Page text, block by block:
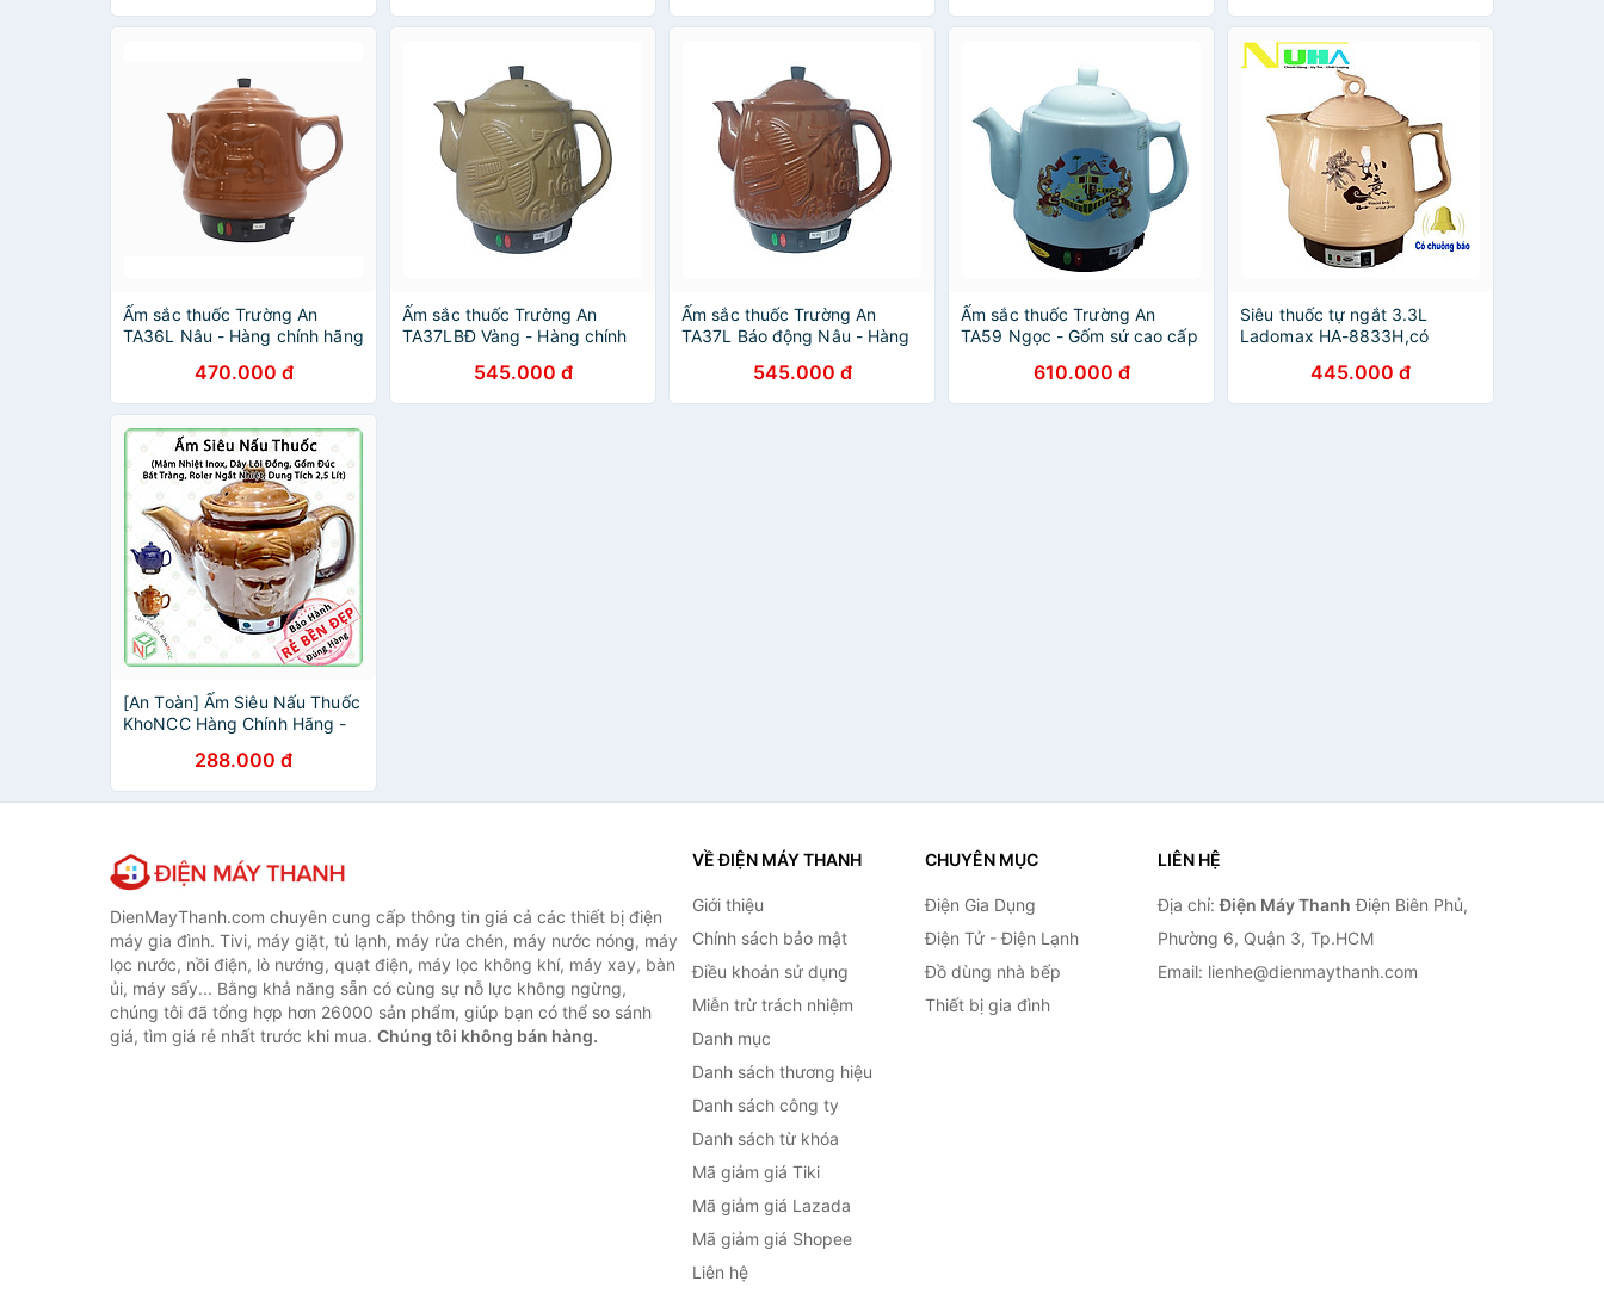
Ấm sắc thuốc Trường An
TA36L Nâu - Hàng chính hãng
470.000 đ
Ấm sắc thuốc Trường An
TA37LBĐ Vàng - Hàng chính
545.000 đ
Ấm sắc thuốc Trường An
TA37L Báo động Nâu - Hàng
545.000 đ
Ấm sắc thuốc Trường An
TA59 Ngọc - Gốm sứ cao cấp
610.000 đ
Siêu thuốc tự ngắt 3.3L
Ladomax HA-8833H,có
tráng men-Hàng chính hãng
445.000 đ
[An Toàn] Ấm Siêu Nấu Thuốc
KhoNCC Hàng Chính Hãng -
Đúc - Rờ le Ngắt Nhiệt Tự
Động - Dung Tích 2,5 Lít -
KLM-ASNTM (Ngẫu Nhiên
288.000 đ
DienMayThanh.com chuyên cung cấp thông tin giá cả các thiết bị điện
máy gia đình. Tivi, máy giặt, tủ lạnh, máy rửa chén, máy nước nóng, máy
lọc nước, nồi điện, lò nướng, quạt điện, máy lọc không khí, máy xay, bàn
ủi, máy sấy... Bằng khả năng sẵn có cùng sự nỗ lực không ngừng,
chúng tôi đã tổng hợp hơn 26000 sản phẩm, giúp bạn có thể so sánh
giá, tìm giá rẻ nhất trước khi mua. Chúng tôi không bán hàng.
VỀ ĐIỆN MÁY THANH
Giới thiệu
Chính sách bảo mật
Điều khoản sử dụng
Miễn trừ trách nhiệm
Danh mục
Danh sách thương hiệu
Danh sách công ty
Danh sách từ khóa
Mã giảm giá Tiki
Mã giảm giá Lazada
Mã giảm giá Shopee
Liên hệ
CHUYÊN MỤC
Điện Gia Dụng
Điện Tử - Điện Lạnh
Đồ dùng nhà bếp
Thiết bị gia đình
LIÊN HỆ
Địa chỉ:Điện Máy Thanh Điện Biên Phủ,
Phường 6, Quận 3, Tp.HCM
Email: lienhe@dienmaythanh.com